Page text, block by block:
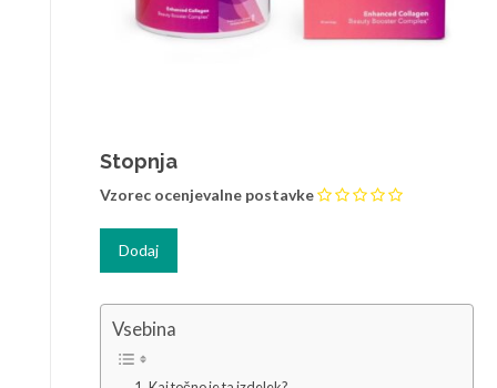
Stopnja
Vzorec ocenjevalne postavke
Vsebina